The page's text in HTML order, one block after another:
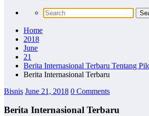
Home
2018
June
21
Berita Internasional Terbaru Tentang
Berita Internasional Terbaru
Bisnis June 21, 2018 0 Comments
Berita Internasional Terbaru